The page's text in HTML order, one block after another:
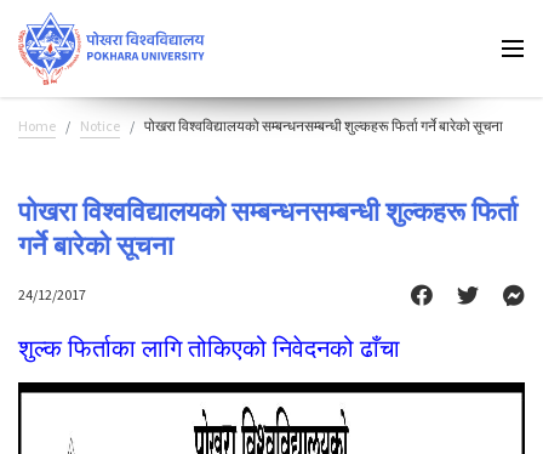
Home Notice पोखरा विश्वविद्यालयको सम्बन्धनसम्बन्धी शुल्कहरू फिर्ता गर्ने बारेको सूचना
पोखरा विश्वविद्यालयको सम्बन्धनसम्बन्धी शुल्कहरू फिर्ता
गर्ने बारेको सूचना
24/12/2017
शुल्क फिर्ताका लागि तोकिएको निवेदनको ढाँचा